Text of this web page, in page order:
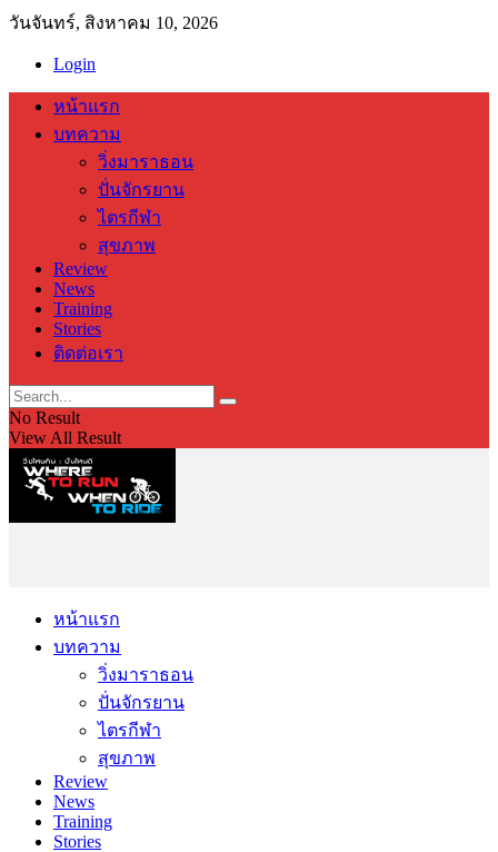
วันจันทร์, สิงหาคม 10, 2026
Login
หน้าแรก
บทความ
วิ่งมาราธอน
ปั่นจักรยาน
ไตรกีฬา
สุขภาพ
Review
News
Training
Stories
ติดต่อเรา
No Result
View All Result
หน้าแรก
บทความ
วิ่งมาราธอน
ปั่นจักรยาน
ไตรกีฬา
สุขภาพ
Review
News
Training
Stories